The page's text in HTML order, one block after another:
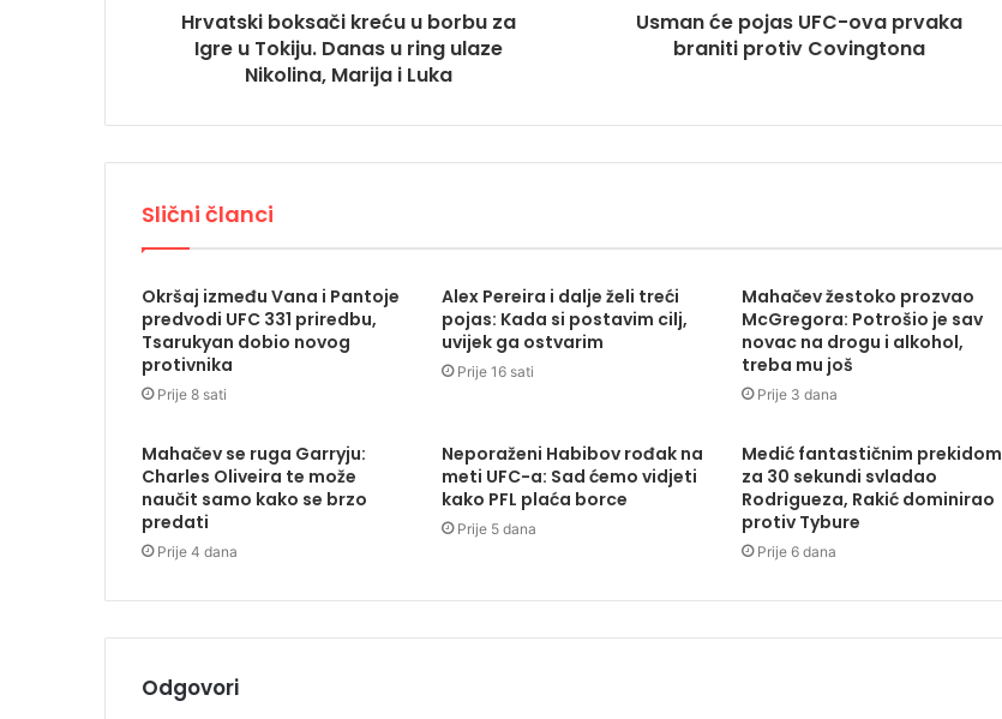
Hrvatski boksači kreću u borbu za
Igre u Tokiju. Danas u ring ulaze
Nikolina, Marija i Luka
Usman će pojas UFC-ova prvaka
braniti protiv Covingtona
Slični članci
Okršaj između Vana i Pantoje
predvodi UFC 331 priredbu,
Tsarukyan dobio novog
protivnika
Prije 8 sati
Alex Pereira i dalje želi treći
pojas: Kada si postavim cilj,
uvijek ga ostvarim
Prije 16 sati
Mahačev žestoko prozvao
McGregora: Potrošio je sav
novac na drogu i alkohol,
treba mu još
Prije 3 dana
Mahačev se ruga Garryju:
Charles Oliveira te može
naučit samo kako se brzo
predati
Prije 4 dana
Neporaženi Habibov rođak na
meti UFC-a: Sad ćemo vidjeti
kako PFL plaća borce
Prije 5 dana
Medić fantastičnim prekidom
za 30 sekundi svladao
Rodrigueza, Rakić dominirao
protiv Tybure
Prije 6 dana
Odgovori